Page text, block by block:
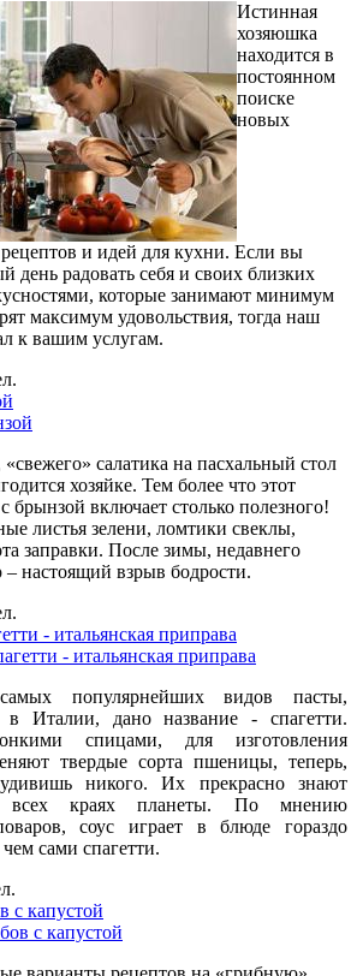
Истинная
хозяюшка
находится в
постоянном
поиске
новых
и идей для кухни. Если вы
день радовать себя и своих близких
которые занимают минимум
максимум удовольствия, тогда наш
к вашим услугам.
салатика на пасхальный стол
хозяйке. Тем более что этот
брынзой включает столько полезного!
листья зелени, ломтики свеклы,
заправки. После зимы, недавнего
настоящий взрыв бодрости.
- итальянская приправа
популярнейших видов пасты,
в Италии, дано название - спагетти.
спицами, для изготовления
твердые сорта пшеницы, теперь,
никого. Их прекрасно знают
краях планеты. По мнению
соус играет в блюде гораздо
сами спагетти.
с капустой